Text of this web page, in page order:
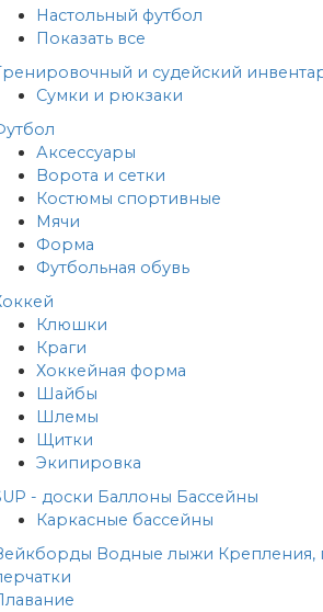
Настольный футбол
Показать все
и судейский
Сумки и рюкзаки
Аксессуары
Ворота и сетки
Костюмы спортивные
Мячи
Форма
Футбольная обувь
Клюшки
Краги
Хоккейная форма
Шайбы
Шлемы
Щитки
Экипировка
- доски Баллоны Бассейны
Каркасные бассейны
Водные лыжи Крепления,